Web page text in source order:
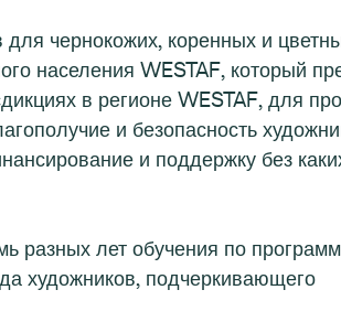
чернокожих, коренных и
населения WESTAF, который
в регионе WESTAF, для
и безопасность
и поддержку без
разных лет обучения по
художников, подчеркивающего